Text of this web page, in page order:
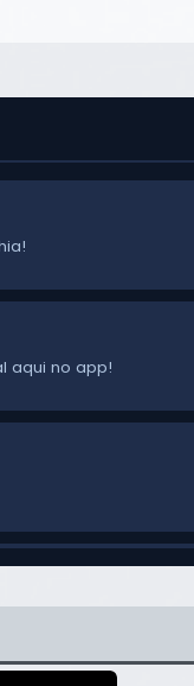
aqui no app!
RÁDIO"!